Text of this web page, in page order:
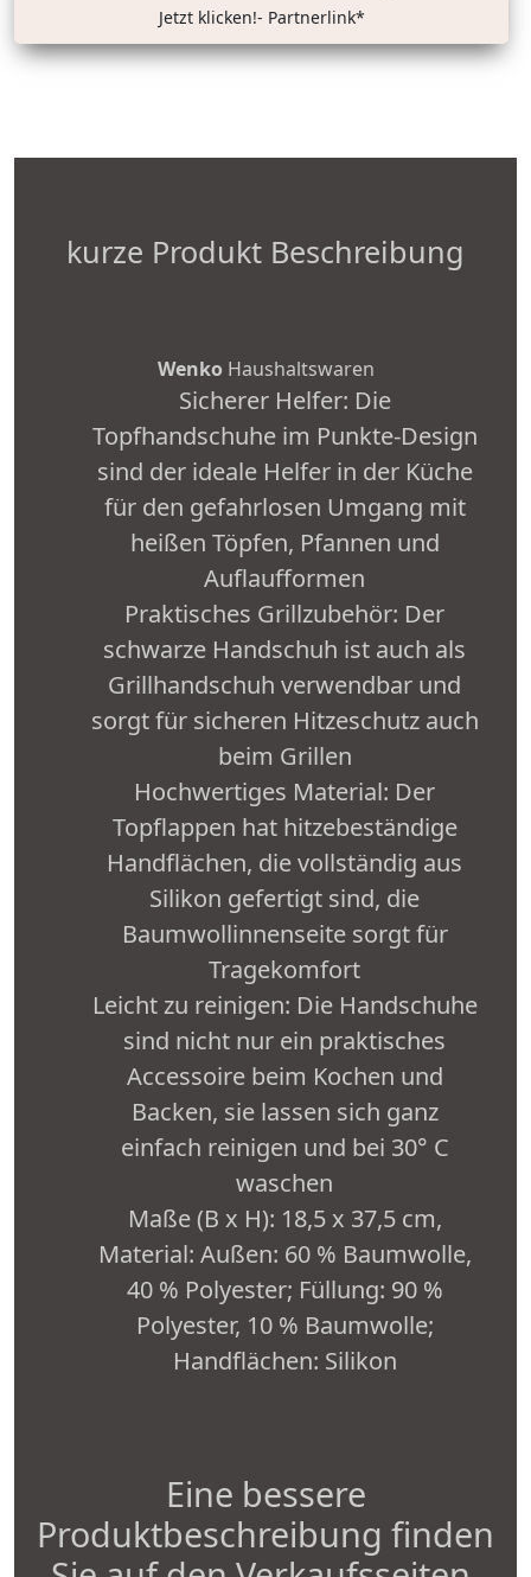
Jetzt klicken!- Partnerlink*
kurze Produkt Beschreibung
Wenko Haushaltswaren
Sicherer Helfer: Die
Topfhandschuhe im Punkte-Design
sind der ideale Helfer in der Küche
für den gefahrlosen Umgang mit
heißen Töpfen, Pfannen und
Auflaufformen
Praktisches Grillzubehör: Der
schwarze Handschuh ist auch als
Grillhandschuh verwendbar und
sorgt für sicheren Hitzeschutz auch
beim Grillen
Hochwertiges Material: Der
Topflappen hat hitzebeständige
Handflächen, die vollständig aus
Silikon gefertigt sind, die
Baumwollinnenseite sorgt für
Tragekomfort
Leicht zu reinigen: Die Handschuhe
sind nicht nur ein praktisches
Accessoire beim Kochen und
Backen, sie lassen sich ganz
einfach reinigen und bei 30° C
waschen
Maße (B x H): 18,5 x 37,5 cm,
Material: Außen: 60 % Baumwolle,
40 % Polyester; Füllung: 90 %
Polyester, 10 % Baumwolle;
Handflächen: Silikon
Eine bessere
Produktbeschreibung finden